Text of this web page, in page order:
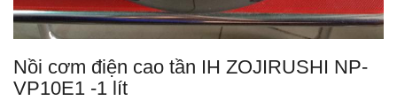
Nồi cơm điện cao tần IH ZOJIRUSHI NP-
VP10E1 -1 lít